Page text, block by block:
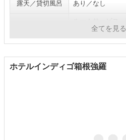
露天／貸切風呂 あり／なし
全てを見る
ホテルインディゴ箱根強羅